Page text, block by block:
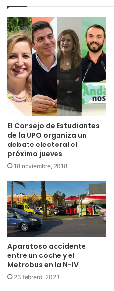
El Consejo de Estudiantes
de la UPO organiza un
debate electoral el
próximo jueves
18 noviembre, 2018
Aparatoso accidente
entre un coche y el
Metrobus en la N-IV
23 febrero, 2023